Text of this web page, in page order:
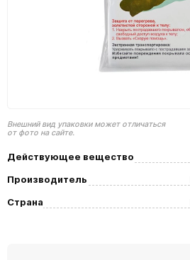
Внешний вид упаковки может отличаться
от фото на сайте.
Действующее вещество
Производитель
Страна